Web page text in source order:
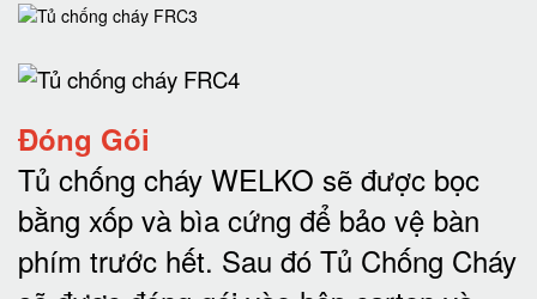
Đóng Gói
Tủ chống cháy WELKO sẽ được bọc
bằng xốp và bìa cứng để bảo vệ bàn
phím trước hết. Sau đó Tủ Chống Cháy